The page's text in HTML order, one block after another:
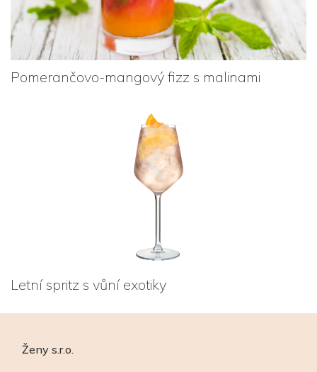
Pomerančovo-mangový fizz s malinami
Letní spritz s vůní exotiky
Ženy s.r.o.